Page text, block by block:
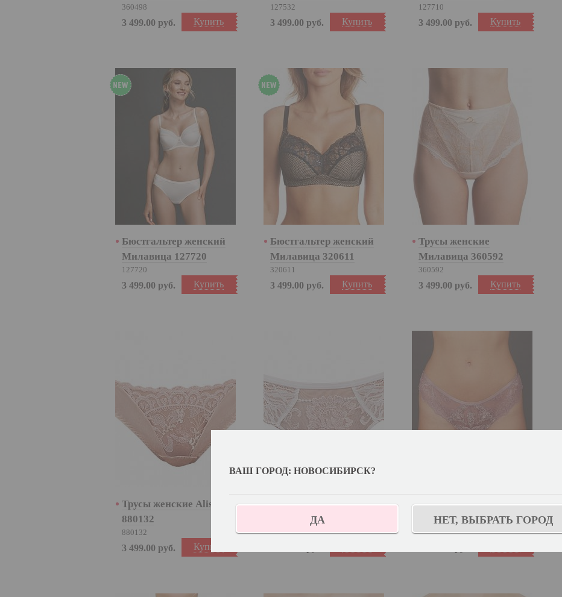
360498
Купить
3 499.00 руб.
127532
Купить
3 499.00 руб.
127710
Купить
3 499.00 руб.
Бюстгальтер женский
Милавица 127720
127720
Купить
3 499.00 руб.
Бюстгальтер женский
Милавица 320611
320611
Купить
3 499.00 руб.
Трусы женские
Милавица 360592
360592
Купить
3 499.00 руб.
Трусы женские Alisee
880132
880132
Купить
3 499.00 руб.
Трусы женские Alisee
880129
Танга женские Alisee
880218
880218
ВАШ ГОРОД: НОВОСИБИРСК?
ДА НЕТ, ВЫБРАТЬ ГОРОД